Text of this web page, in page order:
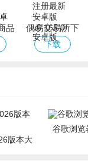
品
偶易交易所下
载注册最新安
下载
版本大
谷歌浏览